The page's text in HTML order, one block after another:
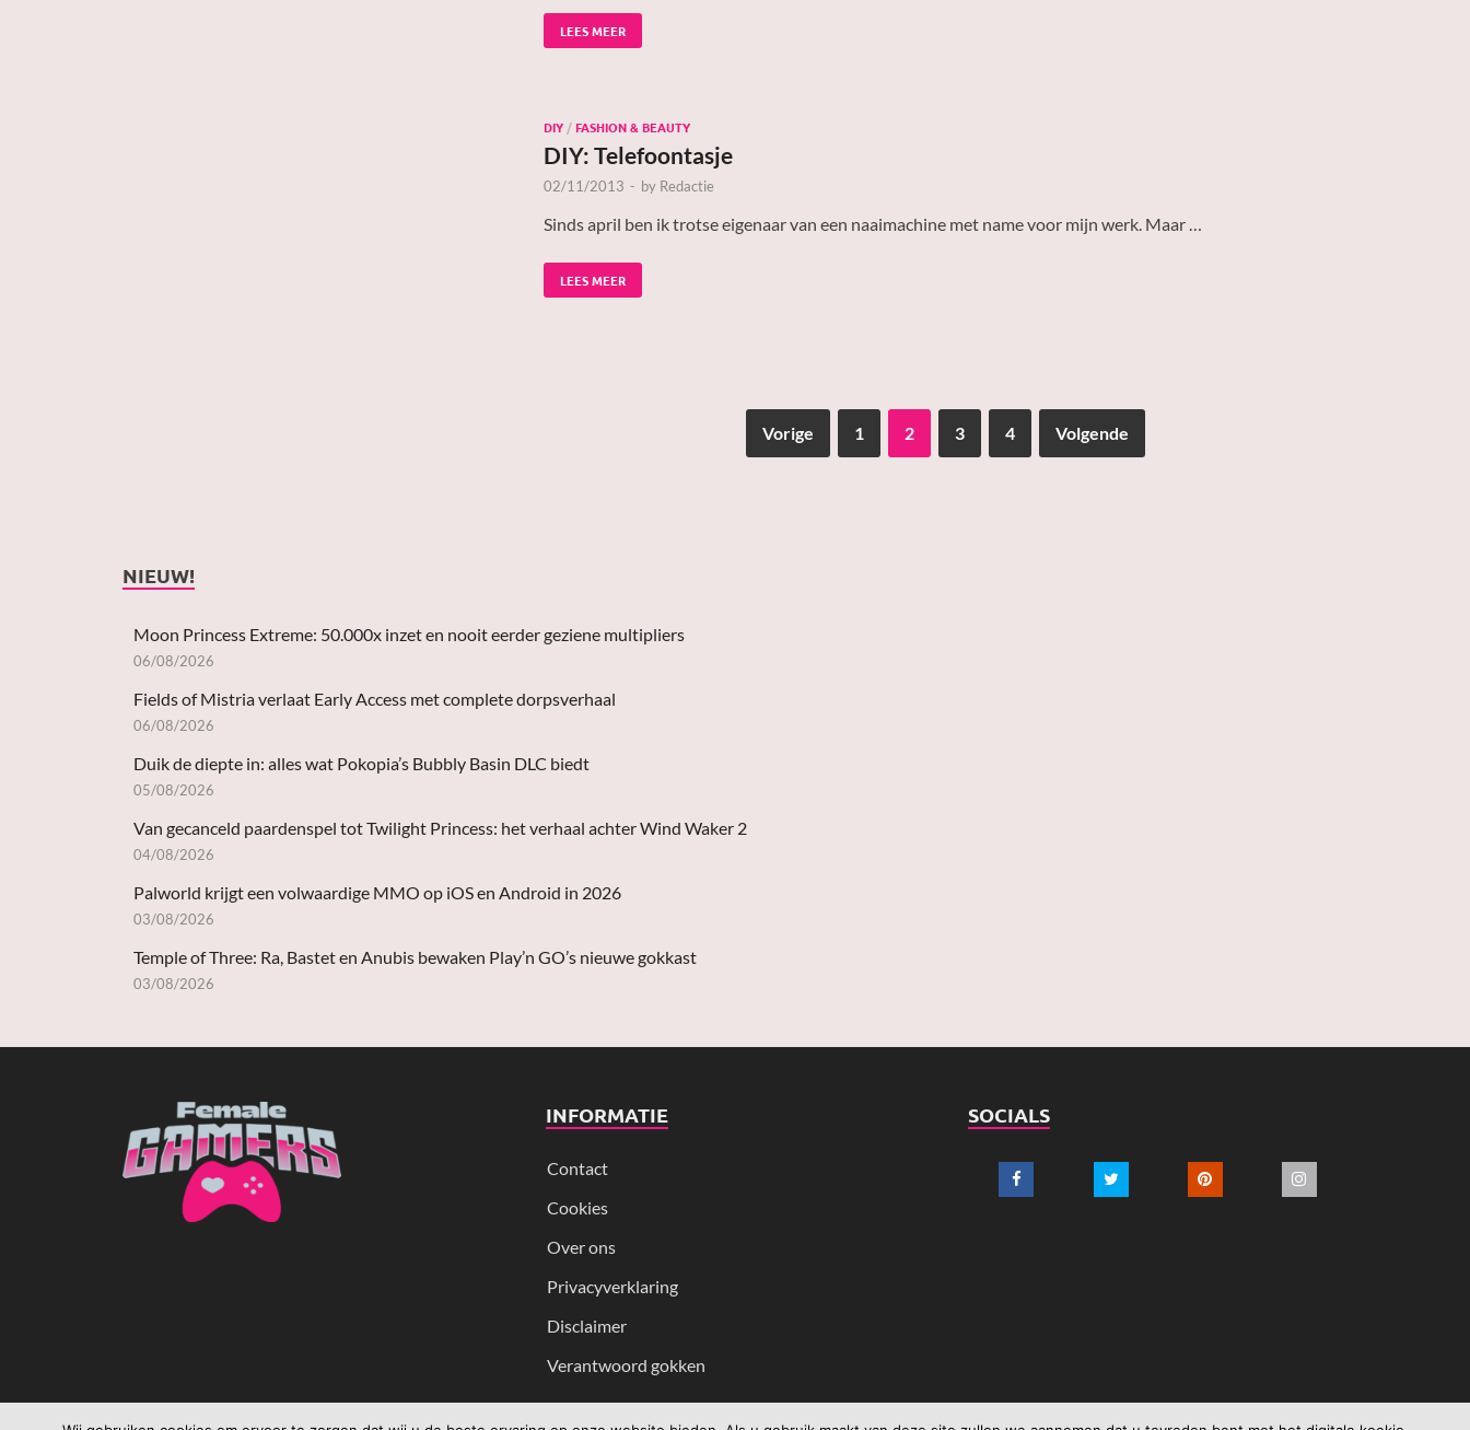
LEES MEER
DIY /FASHION & BEAUTY
DIY: Telefoontasje
02/11/2013 - by Redactie
Sinds april ben ik trotse eigenaar van een naaimachine met name voor mijn werk. Maar …
LEES MEER
Vorige 1 2 3 4 Volgende
NIEUW!
Moon Princess Extreme: 50.000x inzet en nooit eerder geziene multipliers
06/08/2026
Fields of Mistria verlaat Early Access met complete dorpsverhaal
06/08/2026
Duik de diepte in: alles wat Pokopia’s Bubbly Basin DLC biedt
05/08/2026
Van gecanceld paardenspel tot Twilight Princess: het verhaal achter Wind Waker 2
04/08/2026
Palworld krijgt een volwaardige MMO op iOS en Android in 2026
03/08/2026
Temple of Three: Ra, Bastet en Anubis bewaken Play’n GO’s nieuwe gokkast
03/08/2026
INFORMATIE
Contact
Cookies
Over ons
Privacyverklaring
Disclaimer
Verantwoord gokken
SOCIALS